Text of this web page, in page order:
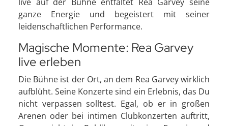
ganze Energie und begeistert mit seiner
leidenschaftlichen Performance.
Magische Momente: Rea Garvey
live erleben
Die Bühne ist der Ort, an dem Rea Garvey wirklich
aufblüht. Seine Konzerte sind ein Erlebnis, das Du
nicht verpassen solltest. Egal, ob er in großen
Arenen oder bei intimen Clubkonzerten auftritt,